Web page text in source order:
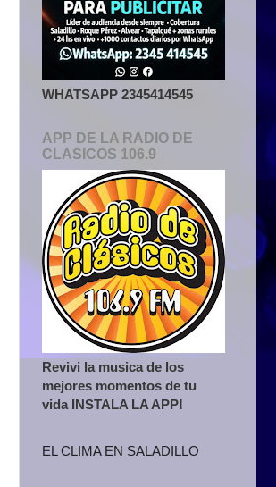
WHATSAPP 2345414545
APP DE LA RADIO DE
CLASICOS 106.9
Revivi la musica de los
mejores momentos de tu
vida INSTALA LA APP!
EL CLIMA EN SALADILLO